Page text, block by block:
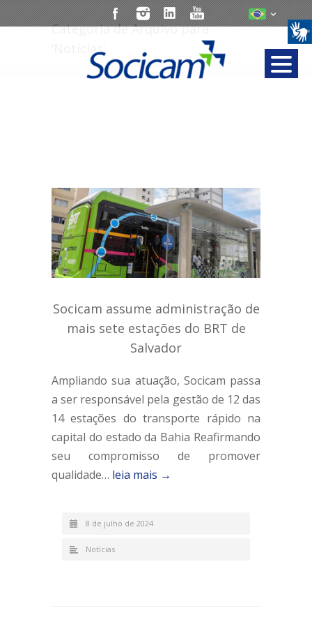
Categoria de Arquivo para
‘Notícias’
Socicam assume administração de
mais sete estações do BRT de
Salvador
Ampliando sua atuação, Socicam passa
a ser responsável pela gestão de 12 das
14 estações do transporte rápido na
capital do estado da Bahia Reafirmando
seu compromisso de promover
qualidade… leia mais →
8 de julho de 2024
Notícias